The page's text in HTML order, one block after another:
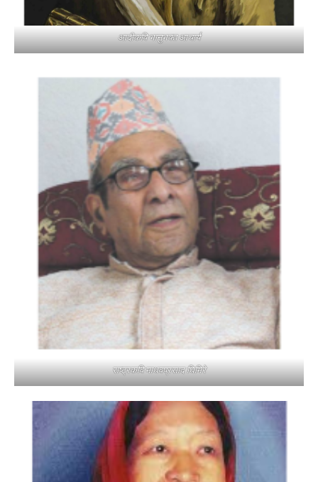
आदीकवि भानुभक्त आचार्य
राष्ट्रकवि माधवप्रसाद घिमिरे